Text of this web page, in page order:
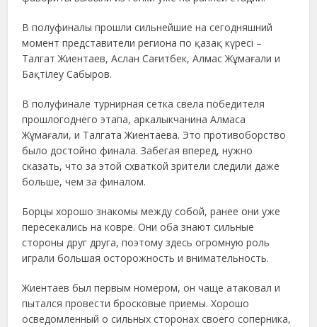
В полуфиналы прошли сильнейшие на сегодняшний
момент представители региона по қазақ күресі –
Талгат Жиентаев, Аслан Сағитбек, Алмас Жұмағали и
Бақтілеу Сабыров.
В полуфинале турнирная сетка свела победителя
прошлогоднего этапа, аркалыкчанина Алмаса
Жұмағали, и Талгата Жиентаева. Это противоборство
было достойно финала. Забегая вперед, нужно
сказать, что за этой схваткой зрители следили даже
больше, чем за финалом.
Борцы хорошо знакомы между собой, ранее они уже
пересекались на ковре. Они оба знают сильные
стороны друг друга, поэтому здесь огромную роль
играли большая осторожность и внимательность.
Жиентаев был первым номером, он чаще атаковал и
пытался провести бросковые приемы. Хорошо
осведомленный о сильных сторонах своего соперника,